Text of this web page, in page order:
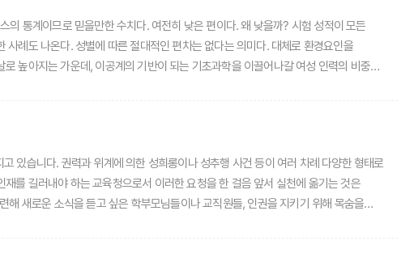
통계이므로 믿을만한 수치다. 여전히 낮은 편이다. 왜 낮을까? 시험 성적이 모든
례도 나온다. 성별에 따른 절대적인 편차는 없다는 의미다. 대체로 환경요인을
높아지는 가운데, 이공계의 기반이 되는 기초과학을 이끌어나갈 여성 인력의 비중이
프레임웍이다. 그 덕분에 미몽에서 벗어나 조금씩 전진해 온 것이 인류의 역사다.
명이 받았는가보다 중요한 것은 그 길을 걸어갈 수 있는 자유가 누구에게나
있습니다. 권력과 위계에 의한 성희롱이나 성추행 사건 등이 여러 차례 다양한 형태로
를 길러내야 하는 교육청으로서 이러한 요청을 한 걸음 앞서 실천에 옮기는 것은
해 새로운 소식을 듣고 싶은 학부모님들이나 교직원들, 인권을 지키기 위해 목숨을
의에 도달하는 시간은 더 오래 걸리겠지만 현정에서 교사들에게 도움을 줄 수 있는